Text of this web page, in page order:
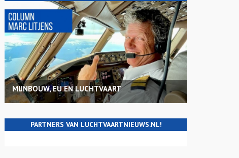
MIJNBOUW, EU EN LUCHTVAART
PARTNERS VAN LUCHTVAARTNIEUWS.NL!